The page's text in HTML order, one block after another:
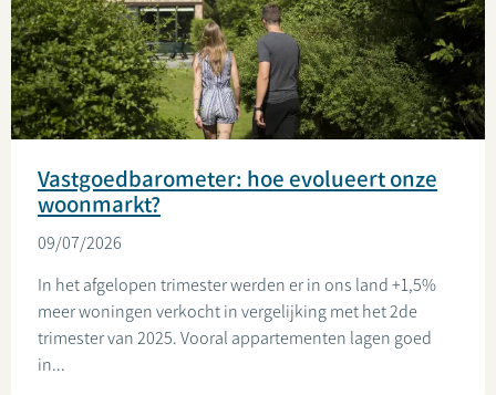
Vastgoedbarometer: hoe evolueert onze
woonmarkt?
09/07/2026
In het afgelopen trimester werden er in ons land +1,5%
meer woningen verkocht in vergelijking met het 2de
trimester van 2025. Vooral appartementen lagen goed
in...